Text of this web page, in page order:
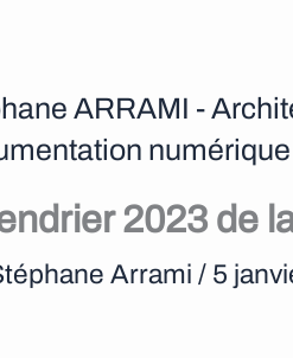
ARRAMI -
numérique
2023 de
Arrami / 5